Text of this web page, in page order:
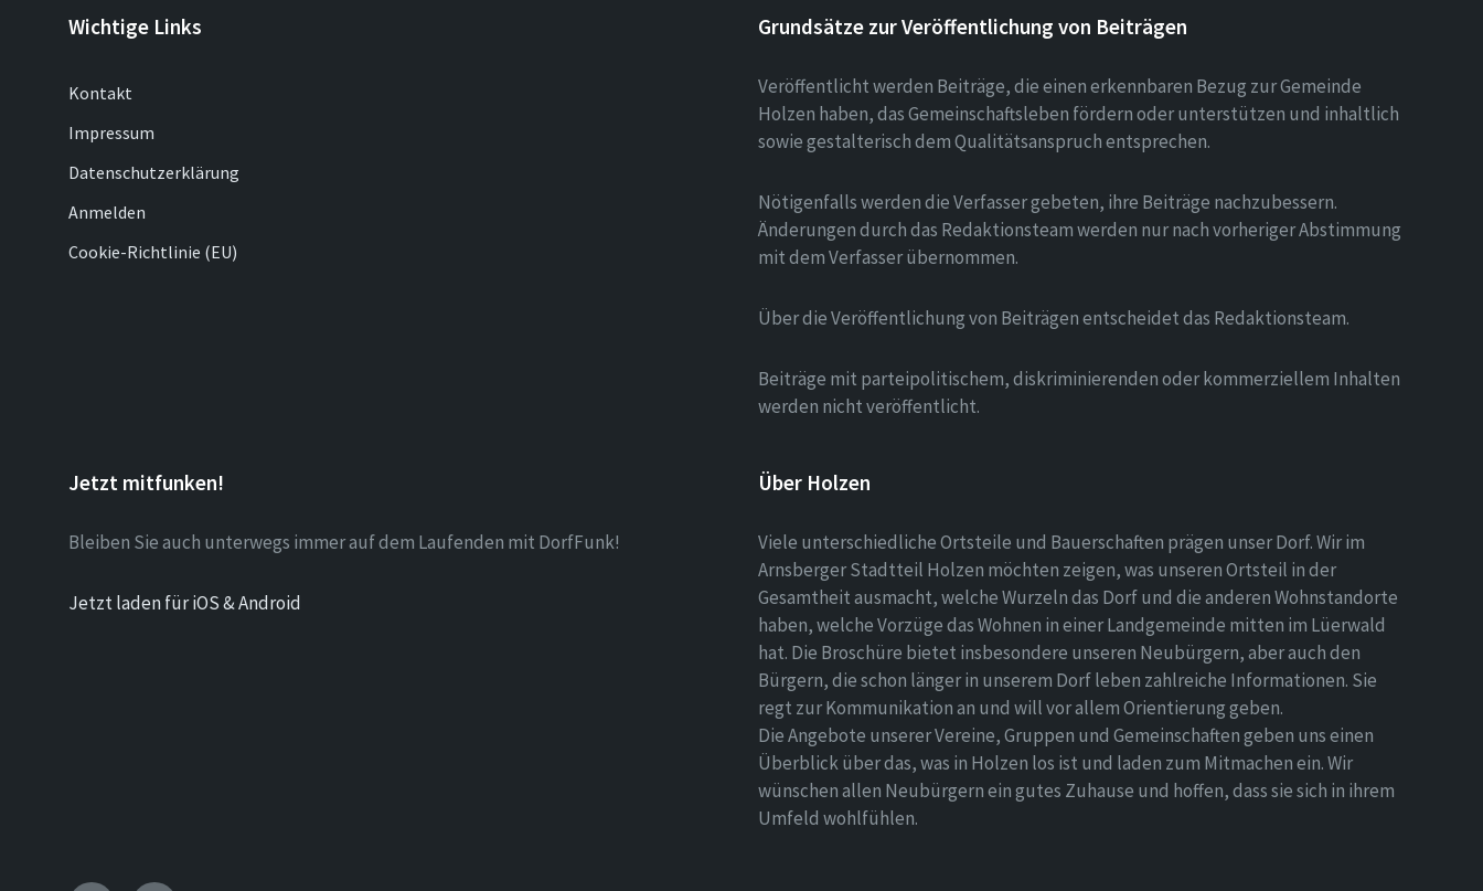
Wichtige Links
Kontakt
Impressum
Datenschutzerklärung
Anmelden
Cookie-Richtlinie (EU)
Grundsätze zur Veröffentlichung von Beiträgen
Veröffentlicht werden Beiträge, die einen erkennbaren Bezug zur Gemeinde
Holzen haben, das Gemeinschaftsleben fördern oder unterstützen und inhaltlich
sowie gestalterisch dem Qualitätsanspruch entsprechen.
Nötigenfalls werden die Verfasser gebeten, ihre Beiträge nachzubessern.
Änderungen durch das Redaktionsteam werden nur nach vorheriger Abstimmung
mit dem Verfasser übernommen.
Über die Veröffentlichung von Beiträgen entscheidet das Redaktionsteam.
Beiträge mit parteipolitischem, diskriminierenden oder kommerziellem Inhalten
werden nicht veröffentlicht.
Jetzt mitfunken!
Bleiben Sie auch unterwegs immer auf dem Laufenden mit DorfFunk!
Jetzt laden für iOS & Android
Über Holzen
Viele unterschiedliche Ortsteile und Bauerschaften prägen unser Dorf. Wir im
Arnsberger Stadtteil Holzen möchten zeigen, was unseren Ortsteil in der
Gesamtheit ausmacht, welche Wurzeln das Dorf und die anderen Wohnstandorte
haben, welche Vorzüge das Wohnen in einer Landgemeinde mitten im Lüerwald
hat. Die Broschüre bietet insbesondere unseren Neubürgern, aber auch den
Bürgern, die schon länger in unserem Dorf leben zahlreiche Informationen. Sie
regt zur Kommunikation an und will vor allem Orientierung geben.
Die Angebote unserer Vereine, Gruppen und Gemeinschaften geben uns einen
Überblick über das, was in Holzen los ist und laden zum Mitmachen ein. Wir
wünschen allen Neubürgern ein gutes Zuhause und hoffen, dass sie sich in ihrem
Umfeld wohlfühlen.